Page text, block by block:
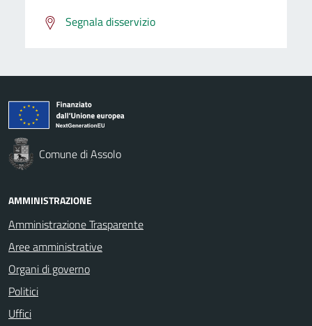
Segnala disservizio
Comune di Assolo
AMMINISTRAZIONE
Amministrazione Trasparente
Aree amministrative
Organi di governo
Politici
Uffici